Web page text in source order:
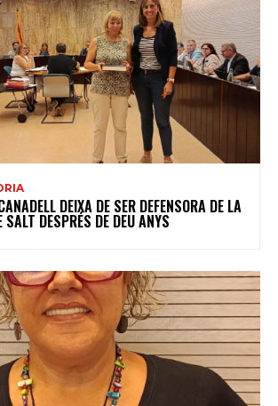
DEIXA DE SER DEFENSORA DE LA
DESPRÉS DE DEU ANYS